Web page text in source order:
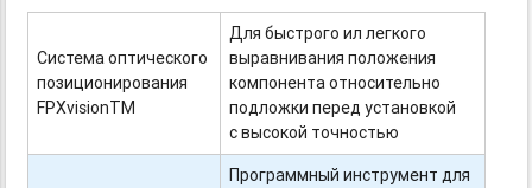
Система оптического
позиционирования
FPXvisionTM
Для быстрого ил легкого
выравнивания положения
компонента относительно
подложки перед установкой
с высокой точностью
Программный инструмент для